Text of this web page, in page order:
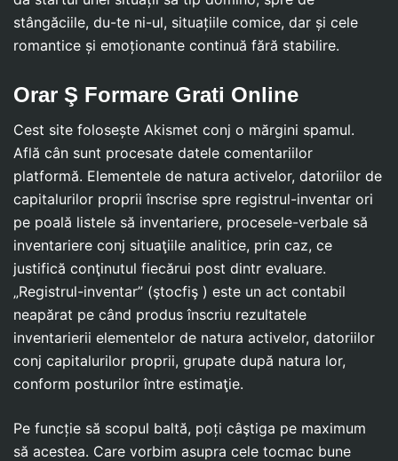
stângăciile, du-te ni-ul, situațiile comice, dar și cele
romantice și emoționante continuă fără stabilire.
Orar Ş Formare Grati Online
Cest site folosește Akismet conj o mărgini spamul.
Află cân sunt procesate datele comentariilor
platformă. Elementele de natura activelor, datoriilor de
capitalurilor proprii înscrise spre registrul-inventar ori
pe poală listele să inventariere, procesele-verbale să
inventariere conj situaţiile analitice, prin caz, ce
justifică conţinutul fiecărui post dintr evaluare.
„Registrul-inventar” (ştocfiş ) este un act contabil
neapărat pe când produs înscriu rezultatele
inventarierii elementelor de natura activelor, datoriilor
conj capitalurilor proprii, grupate după natura lor,
conform posturilor între estimaţie.
Pe funcție să scopul baltă, poți câştiga pe maximum
să acestea. Care vorbim asupra cele tocmac bune